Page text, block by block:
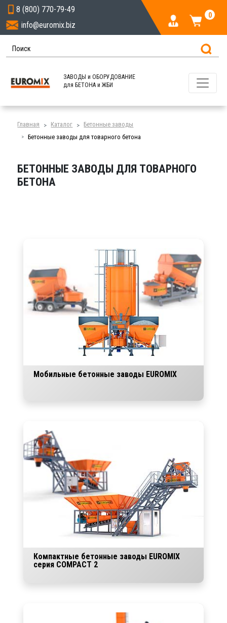
info@euromix.biz
8 (800) 770-79-49
0
ЗАВОДЫ и ОБОРУДОВАНИЕ
для БЕТОНА и ЖБИ
Главная Каталог
Бетонные заводы
Бетонные заводы для товарного бетона
БЕТОННЫЕ ЗАВОДЫ ДЛЯ ТОВАРНОГО
БЕТОНА
Мобильные бетонные заводы EUROMIX
Компактные бетонные заводы EUROMIX
серия COMPACT 2